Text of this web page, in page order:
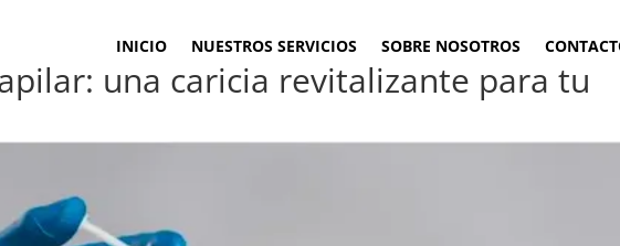
INICIO NUESTROS SERVICIOS SOBRE NOSOTROS
una caricia revitalizante para tu